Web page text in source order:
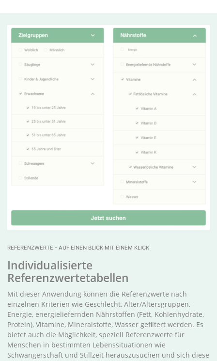
REFERENZWERTE - AUF EINEN BLICK MIT EINEM KLICK
Individualisierte
Referenzwertetabellen
Mit dieser Anwendung können die Referenzwerte nach
einzelnen Kriterien wie Geschlecht, Alter/Altersgruppen,
Energie, energieliefernden Nährstoffen (Fett, Kohlenhydrate,
Protein), Vitamine, Mineralstoffe, Wasser gefiltert werden. Es
bietet auch die Möglichkeit, speziell Referenzwerte für
Menschen in bestimmten Lebenssituationen wie
Schwangerschaft und Stillzeit herauszusuchen und sich diese